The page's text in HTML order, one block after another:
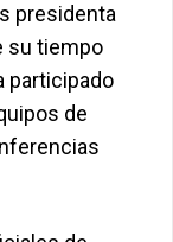
presidenta
su tiempo
participado
de